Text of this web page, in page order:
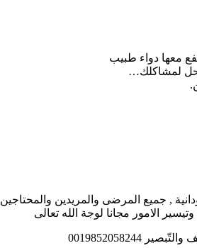
معها دواء طبيب
حل لمشاكلك…
, جميع المرضى والمريدين والمحتاجين
الامور مجانا لوجة الله تعالى